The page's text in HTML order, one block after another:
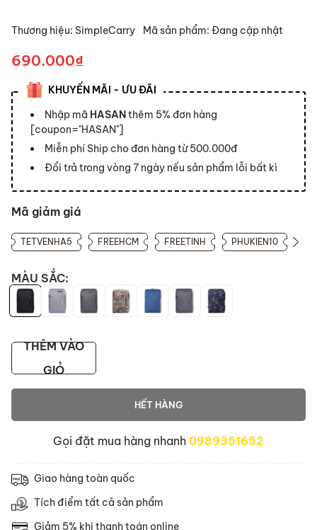
Thương hiệu: SimpleCarry Mã sản phẩm: Đang cập nhật
690.000₫
KHUYẾN MÃI - ƯU ĐÃI
Nhập mã HASANthêm 5% đơn hàng
[coupon="HASAN"]
Miễn phí Ship cho đơn hàng từ 500.000đ
Đổi trả trong vòng 7 ngày nếu sản phẩm lỗi bất kì
Mã giảm giá
TETVENHA5 FREEHCM FREETINH PHUKIEN10
MÀU SẮC:
THÊM VÀO
GIỎ
HẾT HÀNG
Gọi đặt mua hàng nhanh 0989351652
Giao hàng toàn quốc
Tích điểm tất cả sản phẩm
Giảm 5% khi thanh toán online